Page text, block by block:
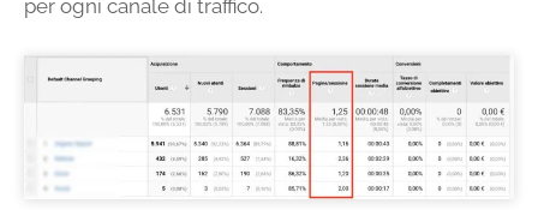
per ogni canale di traffico.